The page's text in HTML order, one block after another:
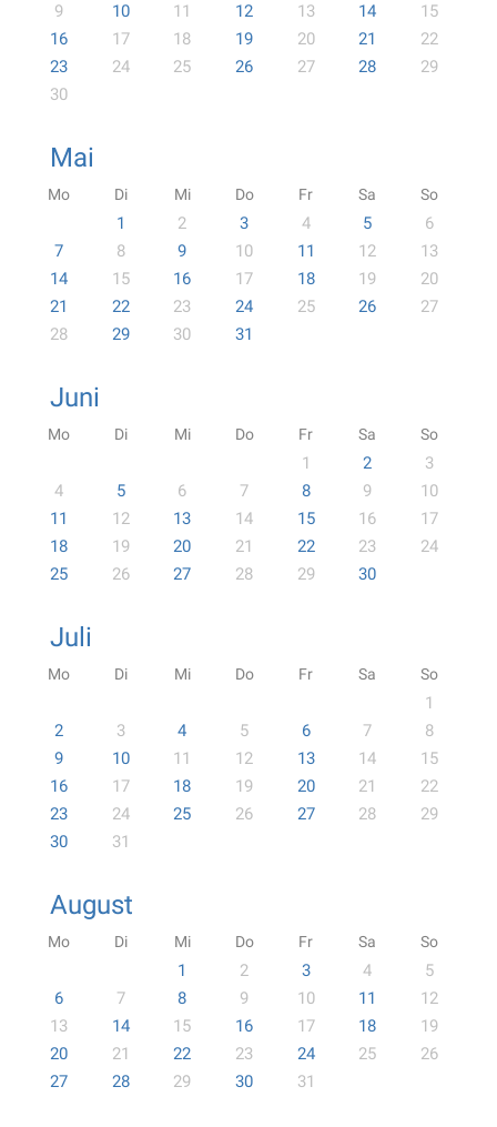
9
10 11 12 13 14
15
16
17 18 19 20 21
22
23
24 25 26 27 28
29
30
Mai
Mo Di Mi Do Fr Sa So
1 2 3 4 5
6
7
8 9 10 11 12
13
14
15 16 17 18 19
20
21
22 23 24 25 26
27
28
29 30 31
Juni
Mo Di Mi Do Fr Sa So
1 2
3
4
5 6 7 8 9
10
11
12 13 14 15 16
17
18
19 20 21 22 23
24
25
26 27 28 29 30
Juli
Mo Di Mi Do Fr Sa So
1
2
3 4 5 6 7
8
9
10 11 12 13 14
15
16
17 18 19 20 21
22
23
24 25 26 27 28
29
30
31
August
Mo Di Mi Do Fr Sa So
1 2 3 4
5
6
7 8 9 10 11
12
13
14 15 16 17 18
19
20
21 22 23 24 25
26
27
28 29 30 31